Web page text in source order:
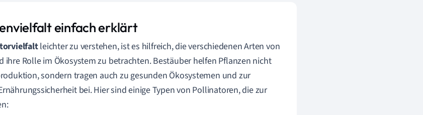
einfach erklärt
leichter zu verstehen, ist es hilfreich, die verschiedenen Arten von
ihre Rolle im Ökosystem zu betrachten. Bestäuber helfen Pflanzen nicht
sondern tragen auch zu gesunden Ökosystemen und zur
bei. Hier sind einige Typen von Pollinatoren, die zur